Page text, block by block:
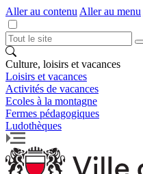
Aller au contenu Aller au menu
Culture, loisirs et vacances
Loisirs et vacances
Activités de vacances
Ecoles à la montagne
Fermes pédagogiques
Ludothèques